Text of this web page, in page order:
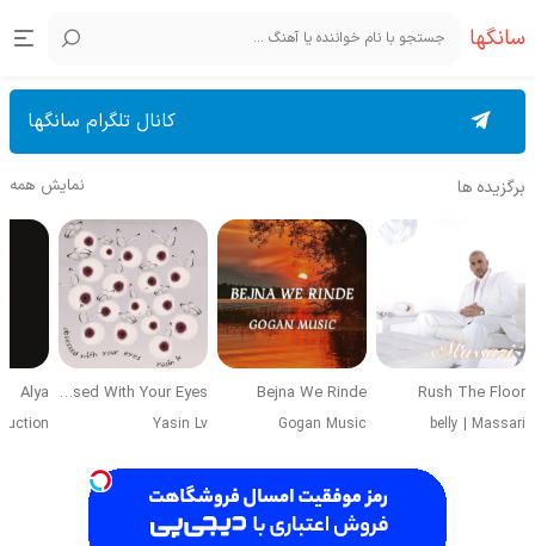
سانگها
کانال تلگرام سانگها
برگزیده ها نمایش همه
Rush The Floor
belly | Massari
Bejna We Rinde
Gogan Music
Obsessed With Your Eyes
Yasin Lv
Alya